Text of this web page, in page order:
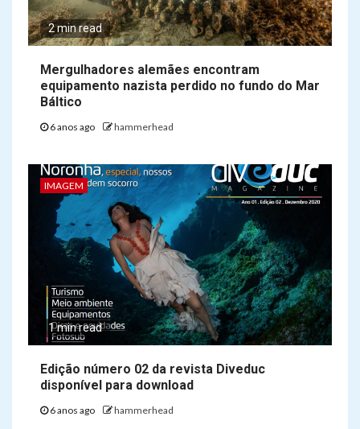
2 min read
Mergulhadores alemães encontram
equipamento nazista perdido no fundo do Mar
Báltico
6 anos ago hammerhead
IMAGEM
1 min read
Edição número 02 da revista Diveduc
disponível para download
6 anos ago hammerhead